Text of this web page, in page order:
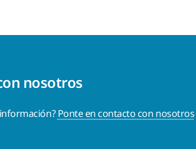
nosotros
Ponte en contacto con nosotros